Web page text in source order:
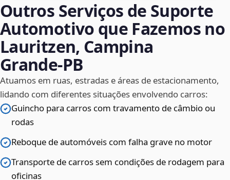
Outros Serviços de Suporte
Automotivo que Fazemos no
Lauritzen, Campina
Grande‑PB
Atuamos em ruas, estradas e áreas de estacionamento,
lidando com diferentes situações envolvendo carros:
Guincho para carros com travamento de câmbio ou
rodas
Reboque de automóveis com falha grave no motor
Transporte de carros sem condições de rodagem para
oficinas